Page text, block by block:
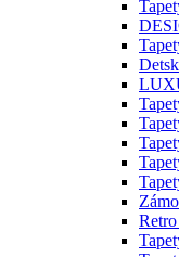
Retro